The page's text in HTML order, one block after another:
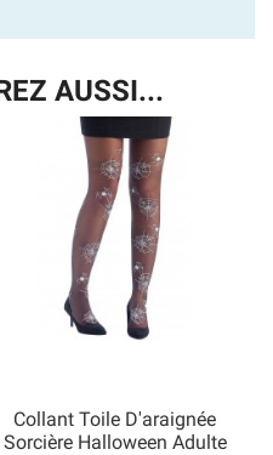
AUSSI...
Collant Toile D'araignée
Sorcière Halloween Adulte